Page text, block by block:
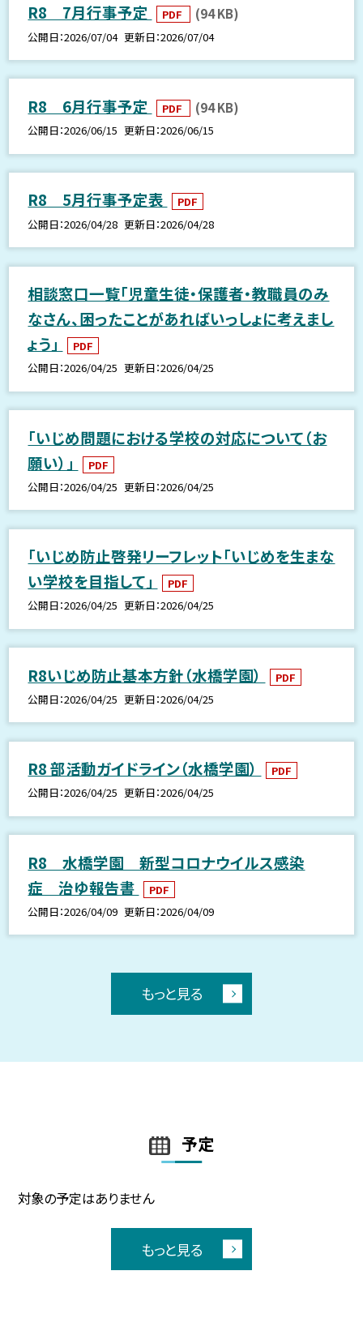
R8 7月行事予定 PDF (94 KB)
公開日 2026/07/04 更新日 2026/07/04
R8 6月行事予定 PDF (94 KB)
公開日 2026/06/15 更新日 2026/06/15
R8 5月行事予定表
PDF
公開日 2026/04/28 更新日 2026/04/28
相談窓口一覧「児童生徒・保護者・教職員のみ
なさん、困ったことがあればいっしょに考えまし
ょう」
PDF
公開日 2026/04/25 更新日 2026/04/25
「いじめ問題における学校の対応について（お
願い）」
PDF
公開日 2026/04/25 更新日 2026/04/25
「いじめ防止啓発リーフレット「いじめを生まな
い学校を目指して」
PDF
公開日 2026/04/25 更新日 2026/04/25
R8いじめ防止基本方針（水橋学園）
PDF
公開日 2026/04/25 更新日 2026/04/25
R8 部活動ガイドライン（水橋学園）
PDF
公開日 2026/04/25 更新日 2026/04/25
R8 水橋学園 新型コロナウイルス感染
症 治ゆ報告書
PDF
公開日 2026/04/09 更新日 2026/04/09
もっと見る
予定
対象の予定はありません
もっと見る